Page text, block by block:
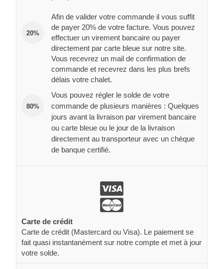
20%
Afin de valider votre commande il vous suffit
de payer 20% de votre facture. Vous pouvez
effectuer un virement bancaire ou payer
directement par carte bleue sur notre site.
Vous recevrez un mail de confirmation de
commande et recevrez dans les plus brefs
délais votre chalet.
80%
Vous pouvez régler le solde de votre
commande de plusieurs manières : Quelques
jours avant la livraison par virement bancaire
ou carte bleue ou le jour de la livraison
directement au transporteur avec un chèque
de banque certifié.
Carte de crédit
Carte de crédit (Mastercard ou Visa). Le paiement se
fait quasi instantanément sur notre compte et met à jour
votre solde.